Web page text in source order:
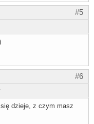
#5
#6
dzieje, z czym masz